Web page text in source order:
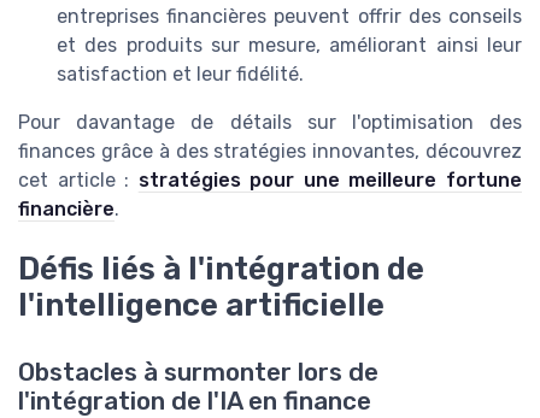
entreprises financières peuvent offrir des conseils
et des produits sur mesure, améliorant ainsi leur
satisfaction et leur fidélité.
Pour davantage de détails sur l'optimisation des
finances grâce à des stratégies innovantes, découvrez
cet article : stratégies pour une meilleure fortune
financière.
Défis liés à l'intégration de
l'intelligence artificielle
Obstacles à surmonter lors de
l'intégration de l'IA en finance